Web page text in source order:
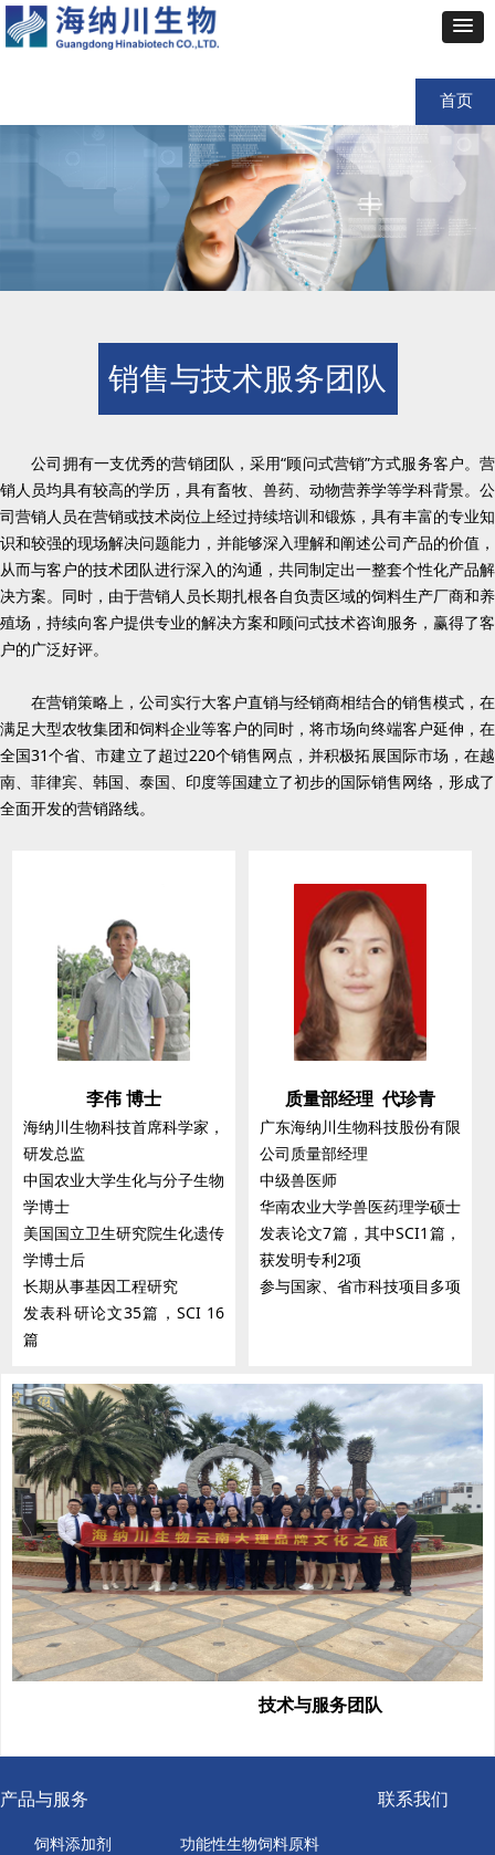
首页
销售与技术服务团队
公司拥有一支优秀的营销团队，采用“顾问式营销”方式服务客户。营
销人员均具有较高的学历，具有畜牧、兽药、动物营养学等学科背景。公
司营销人员在营销或技术岗位上经过持续培训和锻炼，具有丰富的专业知
识和较强的现场解决问题能力，并能够深入理解和阐述公司产品的价值，
从而与客户的技术团队进行深入的沟通，共同制定出一整套个性化产品解
决方案。同时，由于营销人员长期扎根各自负责区域的饲料生产厂商和养
殖场，持续向客户提供专业的解决方案和顾问式技术咨询服务，赢得了客
户的广泛好评。
在营销策略上，公司实行大客户直销与经销商相结合的销售模式，在
满足大型农牧集团和饲料企业等客户的同时，将市场向终端客户延伸，在
全国31个省、市建立了超过220个销售网点，并积极拓展国际市场，在越
南、菲律宾、韩国、泰国、印度等国建立了初步的国际销售网络，形成了
全面开发的营销路线。
李伟 博士
海纳川生物科技首席科学家，
研发总监
中国农业大学生化与分子生物
学博士
美国国立卫生研究院生化遗传
学博士后
长期从事基因工程研究
发表科研论文35篇，SCI 16
篇
质量部经理 代珍青
广东海纳川生物科技股份有限
公司质量部经理
中级兽医师
华南农业大学兽医药理学硕士
发表论文7篇，其中SCI1篇，
获发明专利2项
参与国家、省市科技项目多项
技术与服务团队
饲料添加剂 功能性生物饲料原料
产品与服务 联系我们